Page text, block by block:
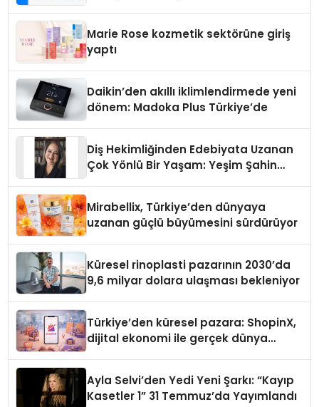
Marie Rose kozmetik sektörüne giriş
yaptı
Daikin’den akıllı iklimlendirmede yeni
dönem: Madoka Plus Türkiye’de
Diş Hekimliğinden Edebiyata Uzanan
Çok Yönlü Bir Yaşam: Yeşim Şahin
Mirabellix, Türkiye’den dünyaya
uzanan güçlü büyümesini sürdürüyor
Küresel rinoplasti pazarının 2030’da
9,6 milyar dolara ulaşması bekleniyor
Türkiye’den küresel pazara: ShopinX,
dijital ekonomi ile gerçek dünya
Ayla Selvi’den Yedi Yeni Şarkı: “Kayıp
Kasetler 1” 31 Temmuz’da Yayımlandı